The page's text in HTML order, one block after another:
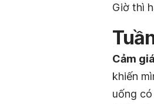
Giờ thì
Cảm
khiến
uống